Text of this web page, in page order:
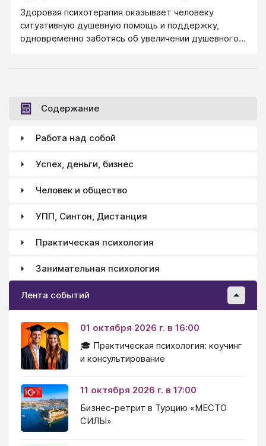
Здоровая психотерапия оказывает человеку
ситуативную душевную помощь и поддержку,
одновременно заботясь об увеличении душевного
Содержание
Работа над собой
Успех, деньги, бизнес
Человек и общество
УПП, Синтон, Дистанция
Практическая психология
Занимательная психология
Лента событий
01 октября 2026 г. в 16:00
🎓 Практическая психология: коучинг
и консультирование
11 октября 2026 г. в 17:00
Бизнес-ретрит в Турцию «МЕСТО
СИЛЫ»